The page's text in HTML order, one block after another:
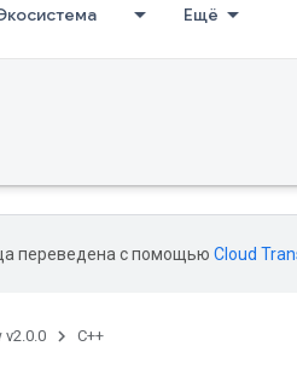
Ещё
переведена с помощью Cloud
v2.0.0 C++